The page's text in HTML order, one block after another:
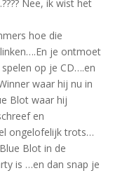
Nee, ik wist het
hoe die
je ontmoet
op je CD….en
waar hij nu in
Blot waar hij
en
ongelofelijk trots…
Blot in de
is …en dan snap je